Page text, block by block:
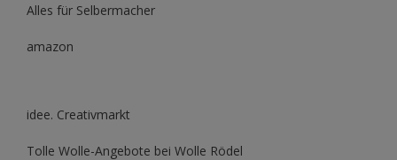
Alles für Selbermacher
amazon
idee. Creativmarkt
Tolle Wolle-Angebote bei Wolle Rödel